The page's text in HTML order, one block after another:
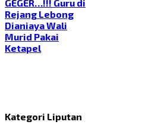
GEGER…!!! Guru di
Rejang Lebong
Dianiaya Wali
Murid Pakai
Ketapel
Kategori Liputan